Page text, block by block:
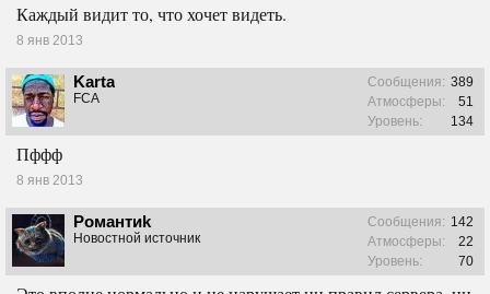
Каждый видит то, что хочет видеть.
8 янв 2013
Karta
FCA
Сообщения: 389
Атмосферы:
51
Уровень:
134
Пффф
8 янв 2013
Pомантиk
Новостной источник
Сообщения: 142
Атмосферы:
22
Уровень:
70